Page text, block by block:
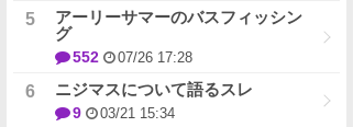
アーリーサマーのバスフィッシン
グ
552 07/26 17:28
ニジマスについて語るスレ
9 03/21 15:34